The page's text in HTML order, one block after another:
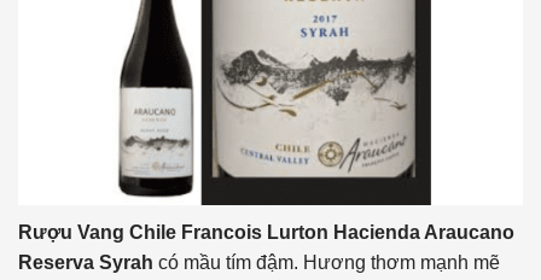
Rượu Vang Chile Francois Lurton Hacienda Araucano
Reserva Syrah có mầu tím đậm. Hương thơm mạnh mẽ